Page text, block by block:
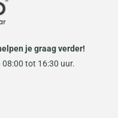
je graag verder!
tot 16:30 uur.